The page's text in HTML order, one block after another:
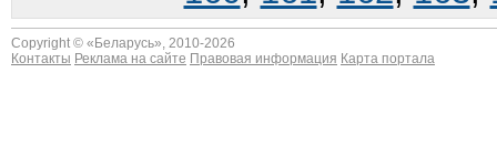
Copyright © « Беларусь», 2010-2026
Контакты Реклама на сайте Правовая информация Карта портала